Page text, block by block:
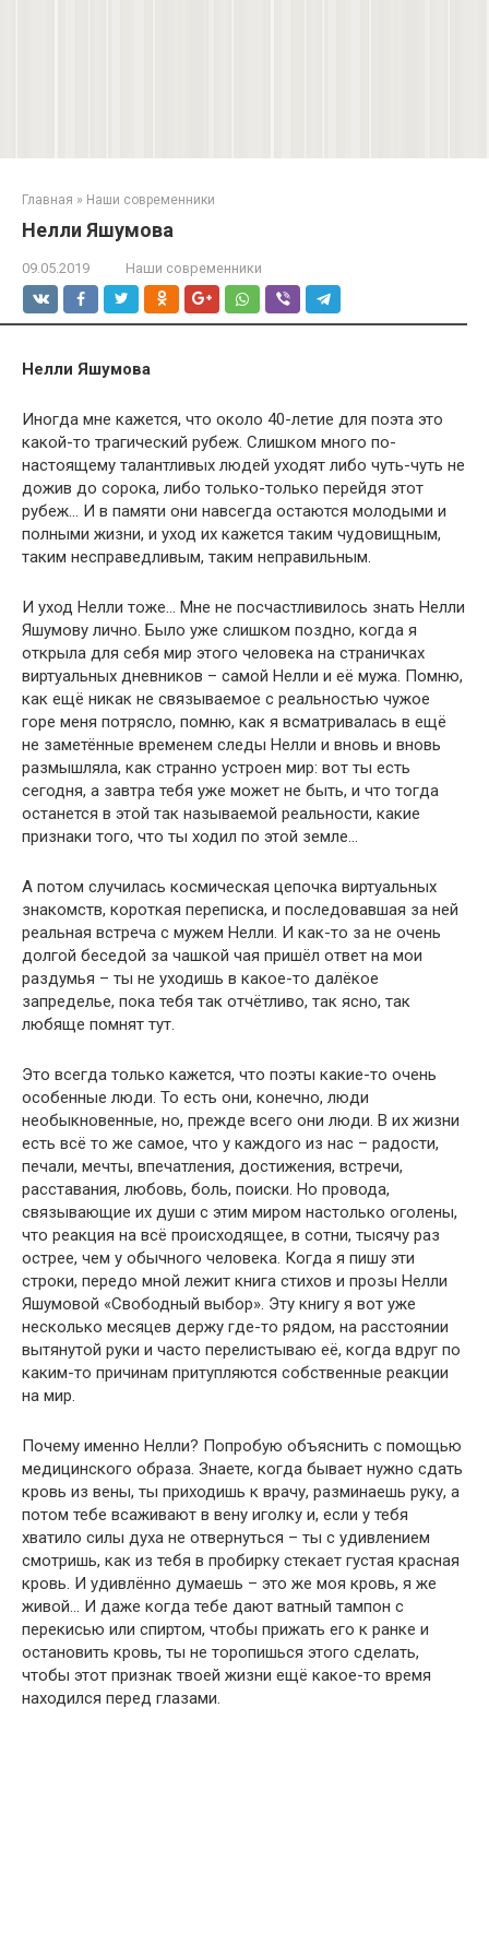
Главная » Наши современники
Нелли Яшумова
09.05.2019 Наши современники
Нелли Яшумова
Иногда мне кажется, что около 40-летие для поэта это
какой-то трагический рубеж. Слишком много по-
настоящему талантливых людей уходят либо чуть-чуть не
дожив до сорока, либо только-только перейдя этот
рубеж… И в памяти они навсегда остаются молодыми и
полными жизни, и уход их кажется таким чудовищным,
таким несправедливым, таким неправильным.
И уход Нелли тоже… Мне не посчастливилось знать Нелли
Яшумову лично. Было уже слишком поздно, когда я
открыла для себя мир этого человека на страничках
виртуальных дневников – самой Нелли и её мужа. Помню,
как ещё никак не связываемое с реальностью чужое
горе меня потрясло, помню, как я всматривалась в ещё
не заметённые временем следы Нелли и вновь и вновь
размышляла, как странно устроен мир: вот ты есть
сегодня, а завтра тебя уже может не быть, и что тогда
останется в этой так называемой реальности, какие
признаки того, что ты ходил по этой земле…
А потом случилась космическая цепочка виртуальных
знакомств, короткая переписка, и последовавшая за ней
реальная встреча с мужем Нелли. И как-то за не очень
долгой беседой за чашкой чая пришёл ответ на мои
раздумья – ты не уходишь в какое-то далёкое
запределье, пока тебя так отчётливо, так ясно, так
любяще помнят тут.
Это всегда только кажется, что поэты какие-то очень
особенные люди. То есть они, конечно, люди
необыкновенные, но, прежде всего они люди. В их жизни
есть всё то же самое, что у каждого из нас – радости,
печали, мечты, впечатления, достижения, встречи,
расставания, любовь, боль, поиски. Но провода,
связывающие их души с этим миром настолько оголены,
что реакция на всё происходящее, в сотни, тысячу раз
острее, чем у обычного человека. Когда я пишу эти
строки, передо мной лежит книга стихов и прозы Нелли
Яшумовой «Свободный выбор». Эту книгу я вот уже
несколько месяцев держу где-то рядом, на расстоянии
вытянутой руки и часто перелистываю её, когда вдруг по
каким-то причинам притупляются собственные реакции
на мир.
Почему именно Нелли? Попробую объяснить с помощью
медицинского образа. Знаете, когда бывает нужно сдать
кровь из вены, ты приходишь к врачу, разминаешь руку, а
потом тебе всаживают в вену иголку и, если у тебя
хватило силы духа не отвернуться – ты с удивлением
смотришь, как из тебя в пробирку стекает густая красная
кровь. И удивлённо думаешь – это же моя кровь, я же
живой… И даже когда тебе дают ватный тампон с
перекисью или спиртом, чтобы прижать его к ранке и
остановить кровь, ты не торопишься этого сделать,
чтобы этот признак твоей жизни ещё какое-то время
находился перед глазами.